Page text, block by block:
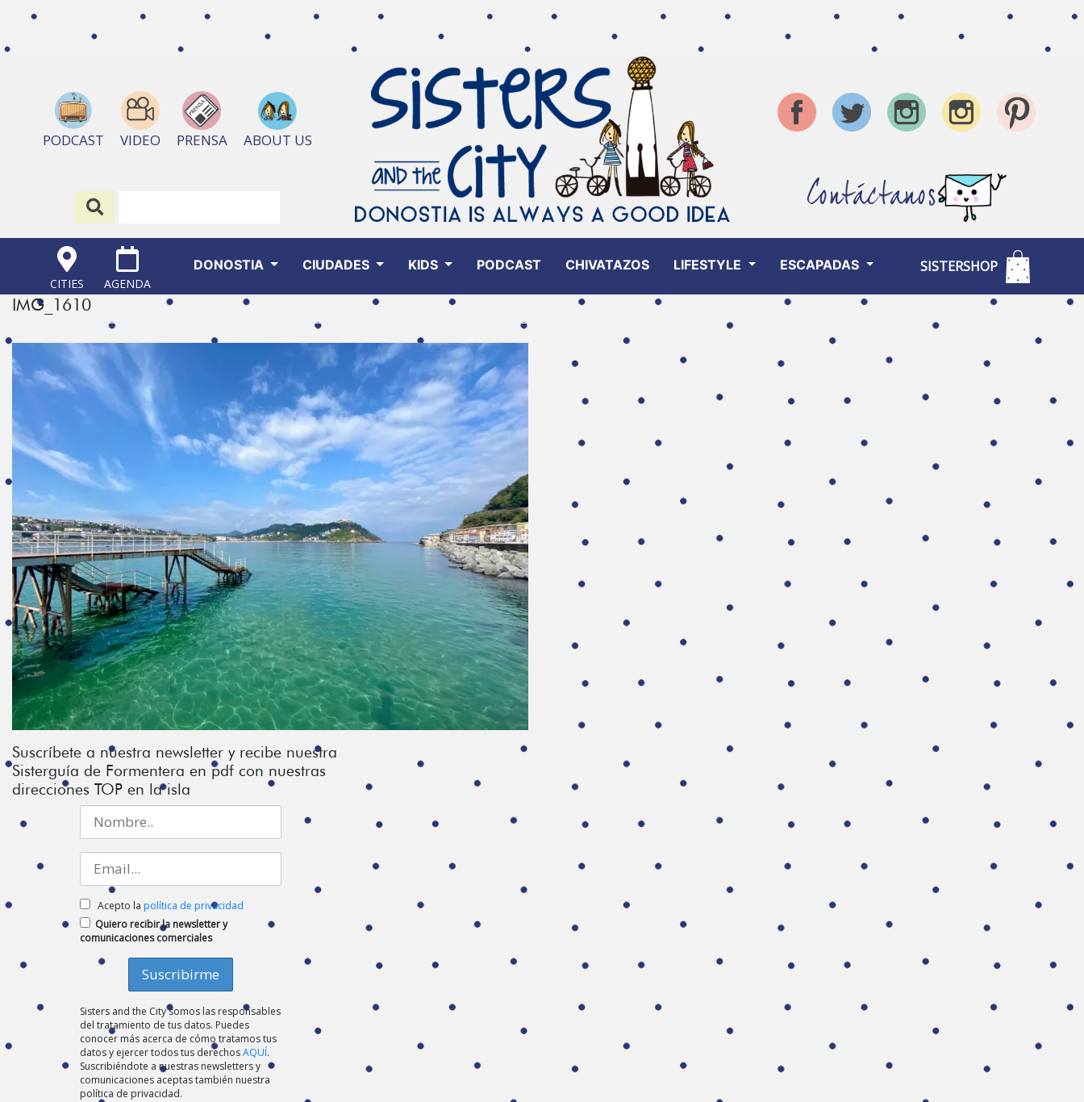
PODCAST VIDEO PRENSA ABOUT US
Contáctanos
CITIES AGENDA
DONOSTIA CIUDADES KIDS PODCAST CHIVATAZOS LIFESTYLE ESCAPADAS SISTERSHOP
IMG_1610
Suscríbete a nuestra newsletter y recibe nuestra
Sisterguía de Formentera en pdf con nuestras
direcciones TOP en la isla
Acepto la política de privacidad
Quiero recibir la newsletter y
comunicaciones comerciales
Sisters and the City somos las responsables
del tratamiento de tus datos. Puedes
conocer más acerca de cómo tratamos tus
datos y ejercer todos tus derechosAQUÍ.
Suscribiéndote a nuestras newsletters y
comunicaciones aceptas también nuestra
política de privacidad.